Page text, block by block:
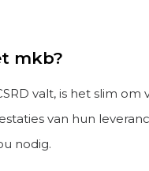
mkb?
valt, is het slim
van hun
nodig.